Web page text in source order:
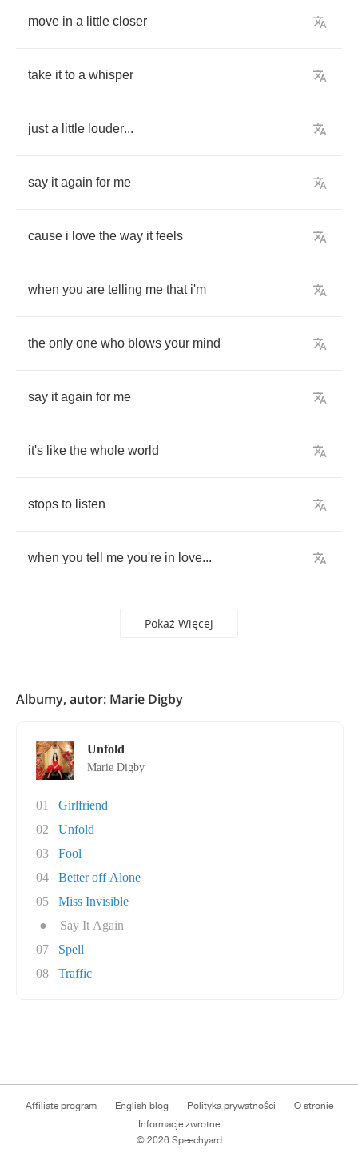
move in a little closer
take it to a whisper
just a little louder...
say it again for me
cause i love the way it feels
when you are telling me that i'm
the only one who blows your mind
say it again for me
it's like the whole world
stops to listen
when you tell me you're in love...
Pokaż Więcej
Albumy, autor: Marie Digby
Unfold
Marie Digby
01
Girlfriend
02
Unfold
03
Fool
04
Better off Alone
05
Miss Invisible
●
Say It Again
07
Spell
08
Traffic
Affiliate program English blog Polityka prywatności
O stronie
Informacje zwrotne
© 2026 Speechyard